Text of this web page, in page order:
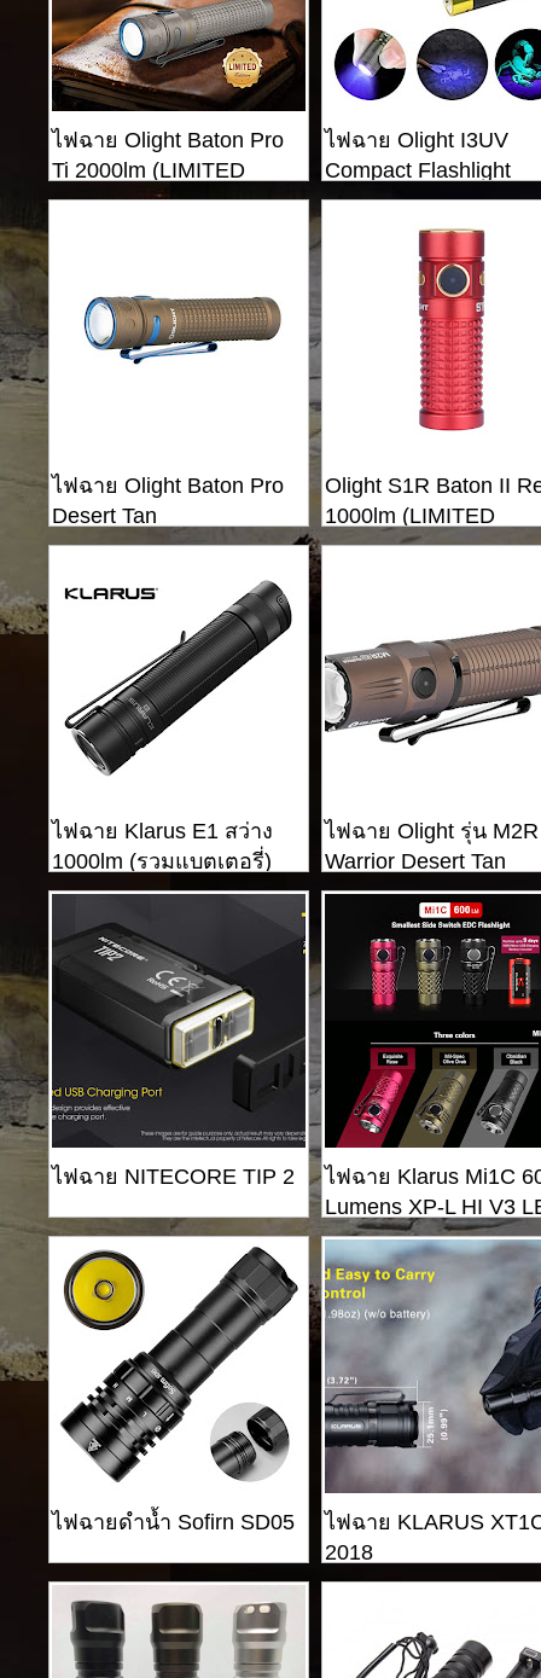
ไฟฉาย Olight Baton Pro
Ti 2000lm (LIMITED
EDITION)
ไฟฉาย Olight I3UV
Compact Flashlight
ไฟฉาย Olight Baton Pro
Desert Tan
Olight S1R Baton II
1000lm (LIMITED
EDITION)
ไฟฉาย Klarus E1 สว่าง
1000lm (รวมแบตเตอรี่)
ไฟฉาย Olight รุ่น
Warrior Desert Tan
ไฟฉาย NITECORE TIP 2
ไฟฉาย Klarus Mi1C
Lumens XP-L HI V3
ไฟฉายดำน้ำ Sofirn SD05
ไฟฉาย KLARUS
2018